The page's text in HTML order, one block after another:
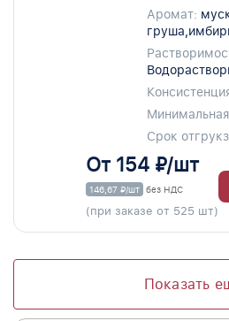
Аромат:
Срок
От 154 ₽/шт
146,67 ₽/шт без НДС
(при заказе от 525 шт)
Показать